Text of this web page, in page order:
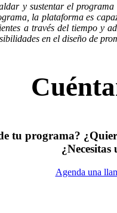
y sustentar el
la plataforma es
a través del tiempo y
en el diseño de
tu programa?
¿Necesitas
Agenda una